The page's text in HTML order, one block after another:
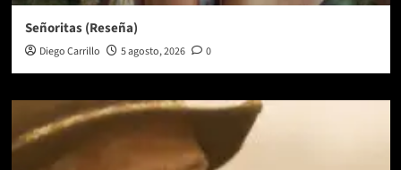
Señoritas (Reseña)
Diego Carrillo 5 agosto, 2026 0